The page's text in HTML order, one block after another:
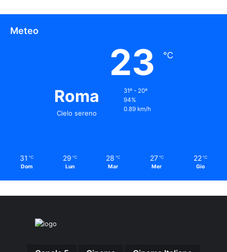
Meteo
Roma
Cielo sereno
23 ℃
31º - 20º
94%
0.89 km/h
31 ℃
Dom
29 ℃
Lun
28 ℃
Mar
27 ℃
Mer
22 ℃
Gio